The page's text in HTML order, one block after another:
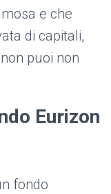
e che
di capitali,
puoi non
Eurizon
fondo